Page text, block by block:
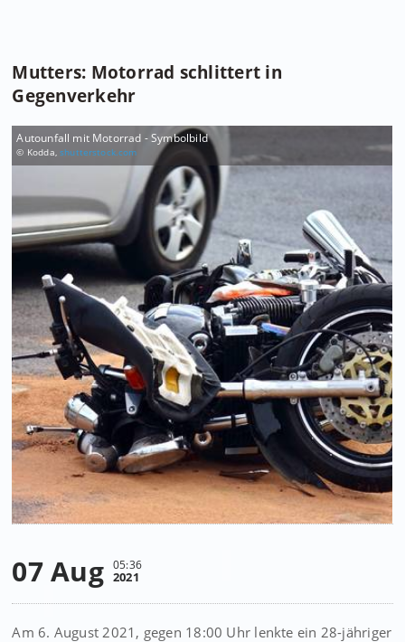
Mutters: Motorrad schlittert in
Gegenverkehr
Autounfall mit Motorrad - Symbolbild
© Kodda,shutterstock.com
07 Aug 05:36
2021
Am 6. August 2021, gegen 18:00 Uhr lenkte ein 28-jähriger